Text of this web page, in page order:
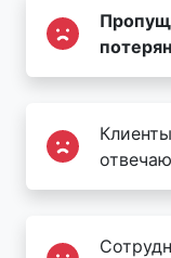
Клиенты